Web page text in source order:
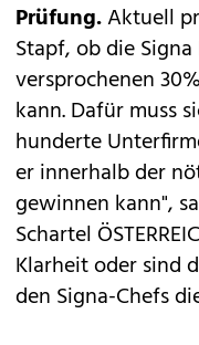
Prüfung.Aktuell
Stapf, ob die
versprochenen
kann. Dafür muss
hunderte
er innerhalb der
gewinnen kann",
Schartel
Klarheit oder sind
den Signa-Chefs